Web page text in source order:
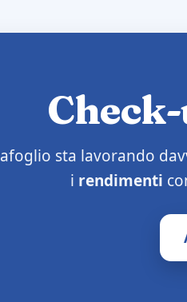
sta lavorando
i rendimenti